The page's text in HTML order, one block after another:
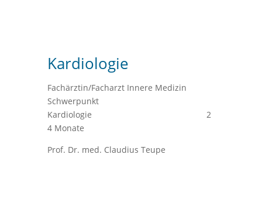
Kardiologie
Fachärztin/Facharzt Innere Medizin
Schwerpunkt
Kardiologie 2
4 Monate
Prof. Dr. med. Claudius Teupe